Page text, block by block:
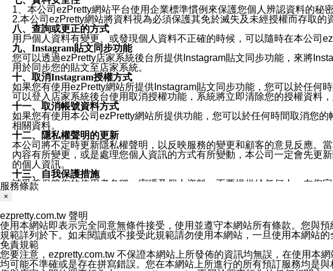
1、本公司ezPretty網站平台使用企業標準慣例來保護您個人辨認資料的
2.本公司ezPretty網站將資料視為必須保護其免於滅失及未經授權而存取
八、查詢或更正的方式
用戶個人資料有變更、或發現個人資料不正確的時候，可以隨時在本公司
九、Instagram貼文同步功能
您可以透過ezPretty店家系統後台所提供Instagram貼文同步功能，來將
用於同步您的貼文至店家系統。
十、取消Instagram授權方式
如果您有使用ezPretty網站所提供Instagram貼文同步功能，您可以於任何
可以登入店家系統後台使用取消授權功能，系統將立即清除您的授權資料
十一、取消帳號資料方式
如果您有使用本公司ezPretty網站所提供功能，您可以於任何時間取消您
相關資料。
十二、隱私權聲明的更新
本公司將不定時更新隱私權聲明，以反映服務的變更和顧客的意見反應。
內容有所變更，或是處理您個人資訊的方式有所變動，本公司一定會先更
的個人資訊。
十三、自我保護措施
請妥善保管您的使用者名稱、密碼及個人資料，不要提供給任何人。在您
窗，以防止他人讀取您的個人資料、信件或進入所機關管理區。
您同意本公司網站，透過您所提供的郵件地址與您取得聯絡並傳送或宣傳
停止接收這些資料或電子郵件。
十五、訊息通知
本公司/本服務將以通知型訊息傳送重要訊息給您。即使未加入本公司/本服
本公司/本服務傳送之通知型訊息以對您有效且重要的訊息為限，以廣告
1.LINE 帳號設定的電話號碼與本公司/本服務所傳來的電話號碼比對相符。
服務條款
×
ezpretty.com.tw 聲明
使用本網站即表示完全同意無條件接受，使用並遵守本網站所有條款。您與
規範詳列於下。如未閱讀或不接受此規範請勿使用本網站，一旦使用本網站
免責規範
您要注意，ezpretty.com.tw 不保證本網站上所發佈的資訊均無誤，在使用本
均可能不準確或是存在拼寫錯誤。您在本網站上所進行的所有預訂服務均是